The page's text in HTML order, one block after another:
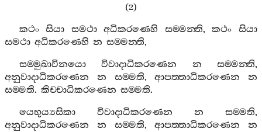
(2)
කථං සියා සමථා අධිකරණෙහි සම‍්මන‍්ති,කථං
සියා
සමථා අධිකරණෙහි න සම‍්මන‍්ති,
සම‍්මුඛාවිනයො
විවාදාධිකරණෙන න සම‍්මන‍්ති,
අනුවාදාධිකරණෙන
න සම‍්මති,ආපත‍්තාධිකරණෙන
න
සම‍්මති. කිච‍්චාධිකරණෙන සම‍්මති.
යෙභුය්‍යසිකා
විවාදාධිකරණෙන න සම‍්මති,
අනුවාදාධිකරණෙන
න සම‍්මති,ආපත‍්තාධිකරණෙන
න